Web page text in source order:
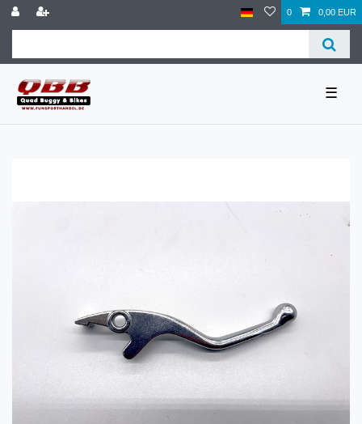
0 0,00 EUR
☰